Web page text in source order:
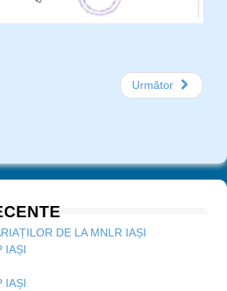
Următor
DE LA MNLR IAȘI
IAȘI
IAȘI